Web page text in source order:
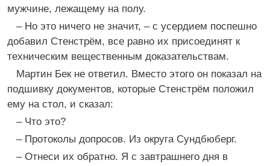
мужчине, лежащему на полу.
– Но это ничего не значит, – с усердием поспешно
добавил Стенстрём, все равно их присоединят к
техническим вещественным доказательствам.
Мартин Бек не ответил. Вместо этого он показал на
подшивку документов, которые Стенстрём положил
ему на стол, и сказал:
– Что это?
– Протоколы допросов. Из округа Сундбюберг.
– Отнеси их обратно. Я с завтрашнего дня в